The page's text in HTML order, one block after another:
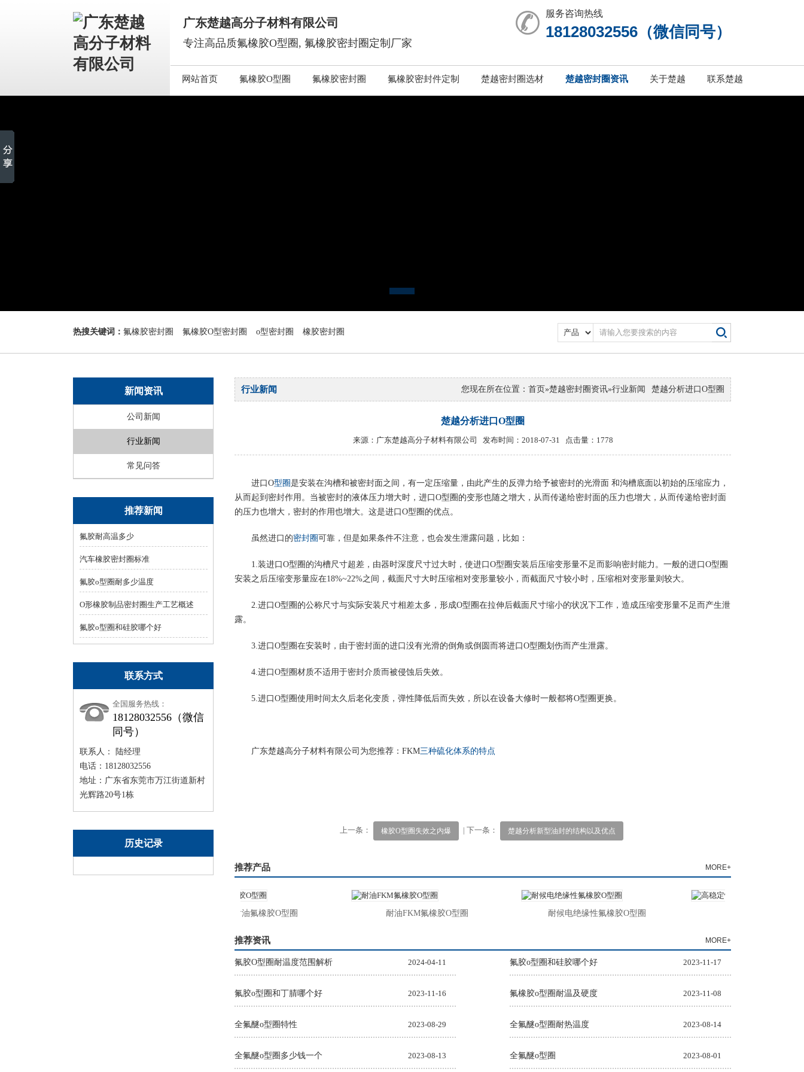
广东楚越高分子材料有限公司
专注高品质氟橡胶O型圈, 氟橡胶密封圈定制厂家
服务咨询热线
18128032556（微信同号）
网站首页 氟橡胶O型圈 氟橡胶密封圈 氟橡胶密封件定制 楚越密封圈选材 楚越密封圈资讯 关于楚越 联系楚越
热搜关键词： 氟橡胶密封圈 氟橡胶O型密封圈 o型密封圈 橡胶密封圈
新闻资讯
公司新闻
行业新闻
常见问答
推荐新闻
氟胶耐高温多少
汽车橡胶密封圈标准
氟胶o型圈耐多少温度
O形橡胶制品密封圈生产工艺概述
氟胶o型圈和硅胶哪个好
联系方式
全国服务热线：
18128032556（微信
同号）
联系人： 陆经理
电话：18128032556
地址：广东省东莞市万江街道新村
光辉路20号1栋
历史记录
您现在所在位置： 首页»楚越密封圈资讯»行业新闻 楚越分析进口O型圈
行业新闻
楚越分析进口O型圈
来源：广东楚越高分子材料有限公司 发布时间：2018-07-31 点击量：1778
进口 O型圈是安装在沟槽和被密封面之间，有一定压缩量，由此产生的反弹力给予被密封的光滑面 和沟槽底面以初始的压缩应力，
从而起到密封作用。当被密封的液体压力增大时，进口 O型圈的变形也随之增大，从而传递给密封面的压力也增大，从而传递给密封面
的压力也增大，密封的作用也增大。这是进口 O型圈的优点。
虽然进口的密封圈可靠，但是如果条件不注意，也会发生泄露问题，比如：
1.装进口 O型圈的沟槽尺寸超差，由器时深度尺寸过大时，使进口 O型圈安装后压缩变形量不足而影响密封能力。一般的进口 O型圈
安装之后压缩变形量应在18%~22%之间，截面尺寸大时压缩相对变形量较小，而截面尺寸较小时，压缩相对变形量则较大。
2.进口 O型圈的公称尺寸与实际安装尺寸相差太多，形成O型圈在拉伸后截面尺寸缩小的状况下工作，造成压缩变形量不足而产生泄
露。
3.进口 O型圈在安装时，由于密封面的进口没有光滑的倒角或倒圆而将进口 O型圈划伤而产生泄露。
4.进口 O型圈材质不适用于密封介质而被侵蚀后失效。
5.进口 O型圈使用时间太久后老化变质，弹性降低后而失效，所以在设备大修时一般都将O型圈更换。
广东楚越高分子材料有限公司为您推荐： FKM三种硫化体系的特点
上一条： 橡胶O型圈失效之内爆 | 下一条： 楚越分析新型油封的结构以及优点
推荐产品 MORE+
耐磨耐油氟橡胶O型圈 耐油FKM氟橡胶O型圈 耐候电绝缘性氟橡胶O型圈
推荐资讯 MORE+
氟胶O型圈耐温度范围解析 2024-04-11 氟胶o型圈和硅胶哪个好 2023-11-17
氟胶o型圈和丁腈哪个好 2023-11-16 氟橡胶o型圈耐温及硬度 2023-11-08
全氟醚o型圈特性 2023-08-29 全氟醚o型圈耐热温度 2023-08-14
全氟醚o型圈多少钱一个 2023-08-13 全氟醚o型圈 2023-08-01